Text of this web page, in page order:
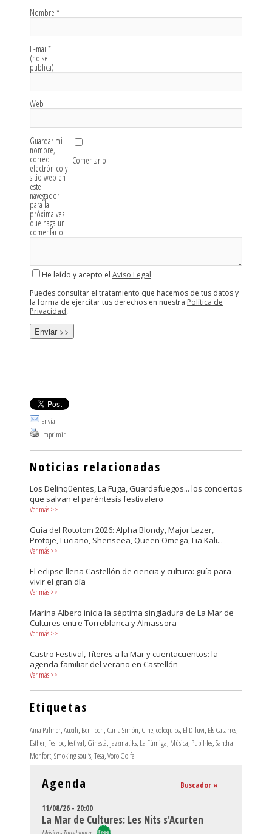
Nombre *
E-mail*
(no se
publica)
Web
Guardar mi
nombre,
correo
electrónico y
sitio web en
este
navegador
para la
próxima vez
que haga un
comentario.
Comentario
He leído y acepto el Aviso Legal
Puedes consultar el tratamiento que hacemos de tus datos y
la forma de ejercitar tus derechos en nuestra Política de
Privacidad,
Envía
Imprimir
Noticias relacionadas
Los Delinqüentes, La Fuga, Guardafuegos... los conciertos
que salvan el paréntesis festivalero
Ver más>>
Guía del Rototom 2026: Alpha Blondy, Major Lazer,
Protoje, Luciano, Shenseea, Queen Omega, Lia Kali...
Ver más>>
El eclipse llena Castellón de ciencia y cultura: guía para
vivir el gran día
Ver más>>
Marina Albero inicia la séptima singladura de La Mar de
Cultures entre Torreblanca y Almassora
Ver más>>
Castro Festival, Títeres a la Mar y cuentacuentos: la
agenda familiar del verano en Castellón
Ver más>>
Etiquetas
Aina Palmer,Auxili, Benlloch, Carla Simón, Cine,coloquios, El Diluvi, Els Catarres,
Esther, Feslloc,festival, Ginestà, Jazzmatiks, La Fúmiga, Música, Pupil·les,Sandra
Monfort,Smoking soul’s,Tesa,Voro Golfe
Agenda Buscador »
11/08/26 - 20:00
La Mar de Cultures: Les Nits s'Acurten